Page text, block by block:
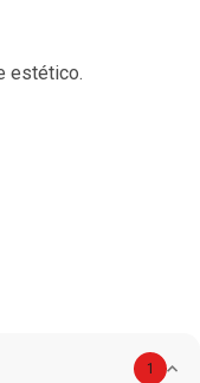
estético.
1